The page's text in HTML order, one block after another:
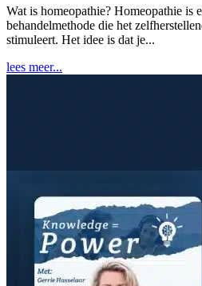
Wat is homeopathie? Homeopathie is
behandelmethode die het
stimuleert. Het idee is dat je...
lees meer...